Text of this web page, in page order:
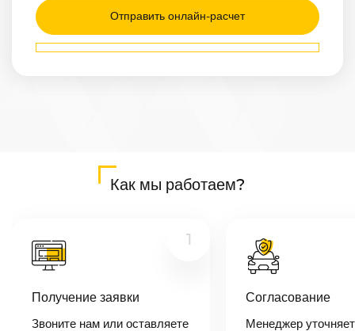
Другое
/
Маршрут
Белово —
менеджер-
свяжется с
Как мы работаем?
1
Получение заявки
Звоните нам или оставляете
Согласование
Менеджер уточняет